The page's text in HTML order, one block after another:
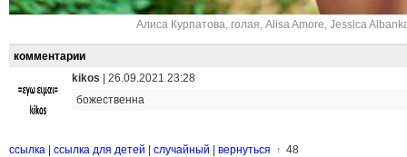
Алиса Курпатова, голая, Alisa Amore, Jessica
комментарии
kikos
26.09.2021 23:28
божественна
ссылка ссылка для детей случайный вернуться ↑ 48